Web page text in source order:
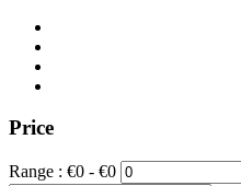
Price
Range : €0 - €0